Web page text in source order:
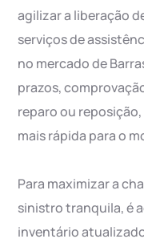
agilizar a liberação
serviços de
no mercado de
prazos,
reparo ou
mais rápida para o
Para maximizar a
sinistro tranquila, é
inventário